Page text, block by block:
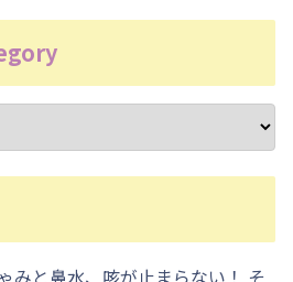
みと鼻水、咳が止まらない！ そ